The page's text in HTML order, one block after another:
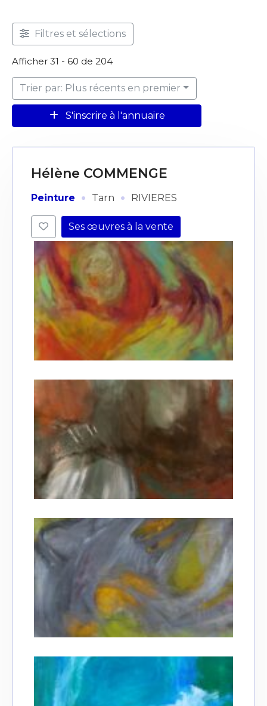
Filtres et sélections
Afficher 31 - 60 de 204
Trier par: Plus récents en premier
S'inscrire à l'annuaire
Hélène COMMENGE
Peinture · Tarn · RIVIERES
Ses œuvres à la vente